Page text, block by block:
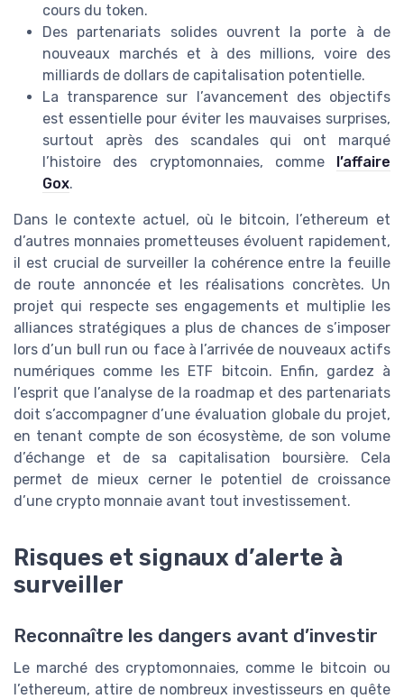
cours du token.
Des partenariats solides ouvrent la porte à de
nouveaux marchés et à des millions, voire des
milliards de dollars de capitalisation potentielle.
La transparence sur l’avancement des objectifs
est essentielle pour éviter les mauvaises surprises,
surtout après des scandales qui ont marqué
l’histoire des cryptomonnaies, comme l’affaire
Gox.
Dans le contexte actuel, où le bitcoin, l’ethereum et
d’autres monnaies prometteuses évoluent rapidement,
il est crucial de surveiller la cohérence entre la feuille
de route annoncée et les réalisations concrètes. Un
projet qui respecte ses engagements et multiplie les
alliances stratégiques a plus de chances de s’imposer
lors d’un bull run ou face à l’arrivée de nouveaux actifs
numériques comme les ETF bitcoin. Enfin, gardez à
l’esprit que l’analyse de la roadmap et des partenariats
doit s’accompagner d’une évaluation globale du projet,
en tenant compte de son écosystème, de son volume
d’échange et de sa capitalisation boursière. Cela
permet de mieux cerner le potentiel de croissance
d’une crypto monnaie avant tout investissement.
Risques et signaux d’alerte à
surveiller
Reconnaître les dangers avant d’investir
Le marché des cryptomonnaies, comme le bitcoin ou
l’ethereum, attire de nombreux investisseurs en quête